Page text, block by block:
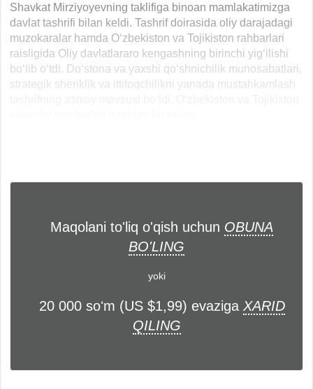
Shavkat Mirziyoyevning taklifiga binoan mamlakatimizga
davlat tashrifi bilan keldi. Tashrif doirasida oliy darajadagi
muzokaralar hamda O‘zbekiston va Tojikiston rahbarlari
raisligida Oliy davlatlararo kengashning birinchi yig‘ilishi
bo‘lib o‘tdi. Do‘stona va yaxshi qo‘shnichilik munosabatlari,
strategik sheriklik va ittifoqchilikni yanada mustahkamlash
Maqolani to'liq o'qish uchun OBUNA
BO'LING
yoki
20 000 soʻm (US $1,99) evaziga XARID
QILING